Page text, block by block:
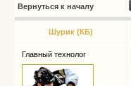
Вернуться к началу
Шурик (КБ)
Главный технолог